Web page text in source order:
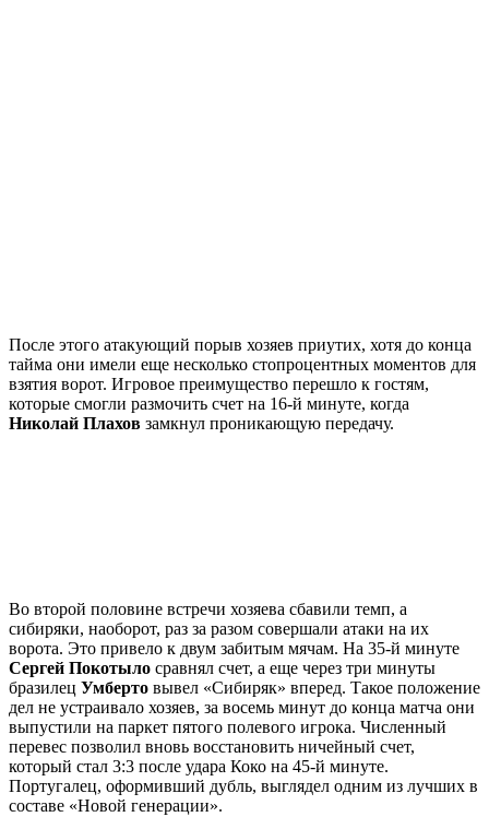
После этого атакующий порыв хозяев приутих, хотя до конца
тайма они имели еще несколько стопроцентных моментов для
взятия ворот. Игровое преимущество перешло к гостям,
которые смогли размочить счет на 16-й минуте, когда
Николай Плахов замкнул проникающую передачу.
Во второй половине встречи хозяева сбавили темп, а
сибиряки, наоборот, раз за разом совершали атаки на их
ворота. Это привело к двум забитым мячам. На 35-й минуте
Сергей Покотыло сравнял счет, а еще через три минуты
бразилец Умберто вывел «Сибиряк» вперед. Такое положение
дел не устраивало хозяев, за восемь минут до конца матча они
выпустили на паркет пятого полевого игрока. Численный
перевес позволил вновь восстановить ничейный счет,
который стал 3:3 после удара Коко на 45-й минуте.
Португалец, оформивший дубль, выглядел одним из лучших в
составе «Новой генерации».